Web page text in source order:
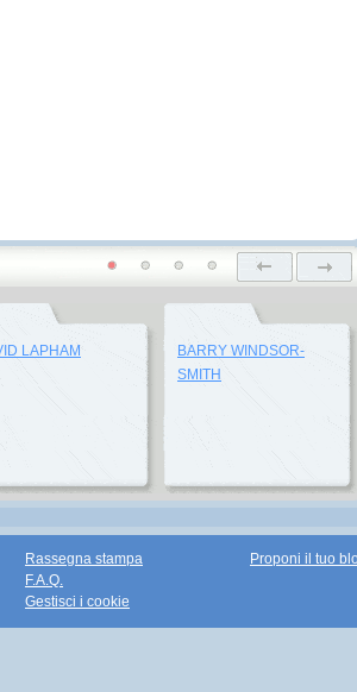
LAPHAM
BARRY WINDSOR-
SMITH
Rassegna stampa
F.A.Q.
Gestisci i cookie
Proponi il tuo